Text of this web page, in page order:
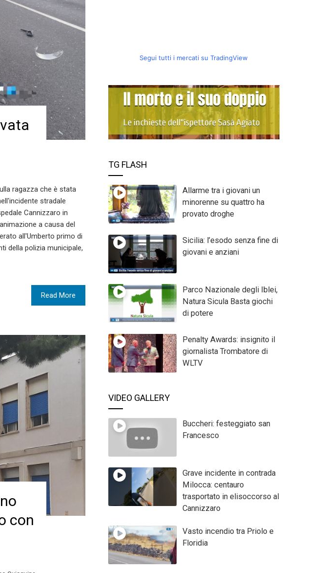
ragazza che è stata
stradale
Cannizzaro in
a causa del
all'Umberto primo di
della polizia municipale,
Read More
con
Segui tutti i mercati su TradingView
TG FLASH
Allarme tra i giovani un
minorenne su quattro ha
provato droghe
Sicilia: l’esodo senza fine di
giovani e anziani
Parco Nazionale degli Iblei,
Natura Sicula Basta giochi
di potere
Penalty Awards: insignito il
giornalista Trombatore di
WLTV
VIDEO GALLERY
Buccheri: festeggiato san
Francesco
Grave incidente in contrada
Milocca: centauro
trasportato in elisoccorso al
Cannizzaro
Vasto incendio tra Priolo e
Floridia